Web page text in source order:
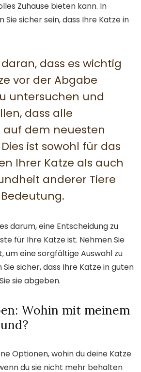
Zuhause bieten kann. In
Sie sicher sein, dass Ihre Katze in
dass es wichtig
vor der Abgabe
untersuchen und
dass alle
dem neuesten
ist sowohl für das
Ihrer Katze als auch
anderer Tiere
darum, eine Entscheidung zu
für Ihre Katze ist. Nehmen Sie
um eine sorgfältige Auswahl zu
sicher, dass Ihre Katze in guten
sie abgeben.
Wohin mit meinem
Optionen, wohin du deine Katze
du sie nicht mehr behalten